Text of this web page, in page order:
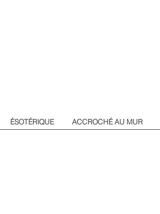
ÉSOTÉRIQUE ACCROCHÉ AU MUR